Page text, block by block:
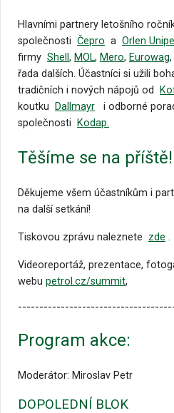
Hlavními partnery letošního
společnosti Čepro a Orlen
firmy Shell , MOL, Mero, Eurowag,
řada dalších. Účastníci si užili
tradičních i nových nápojů od
koutku
Dallmayr
i odborné
společnosti
Kodap.
Těšíme se na příště!
Děkujeme všem účastníkům i
na další setkání!
Tiskovou zprávu naleznete zde .
Videoreportáž, prezentace,
webu petrol.cz/summit,
Program akce:
Moderátor: Miroslav Petr
DOPOLEDNÍ BLOK